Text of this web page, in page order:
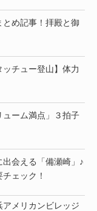
とめ記事！拝殿と御
ッチュー登山】体力
ューム満点」３拍子
会える「備瀬崎」♪
ェック！
アメリカンビレッジ